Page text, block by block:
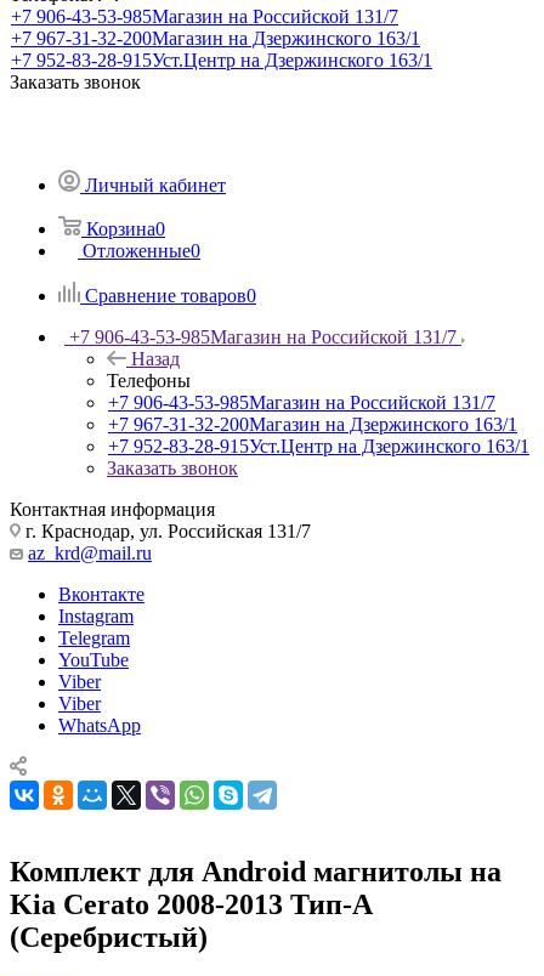
+7 906-43-53-985Магазин на Российской 131/7
+7 967-31-32-200Магазин на Дзержинского 163/1
+7 952-83-28-915Уст.Центр на Дзержинского 163/1
Заказать звонок
Личный кабинет
Корзина0
Отложенные0
Сравнение товаров0
+7 906-43-53-985Магазин на Российской 131/7
Назад
Телефоны
+7 906-43-53-985Магазин на Российской 131/7
+7 967-31-32-200Магазин на Дзержинского 163/1
+7 952-83-28-915Уст.Центр на Дзержинского 163/1
Заказать звонок
Контактная информация
г. Краснодар, ул. Российская 131/7
az_krd@mail.ru
Вконтакте
Instagram
Telegram
YouTube
Viber
Viber
WhatsApp
Комплект для Android магнитолы на
Kia Cerato 2008-2013 Тип-A
(Серебристый)